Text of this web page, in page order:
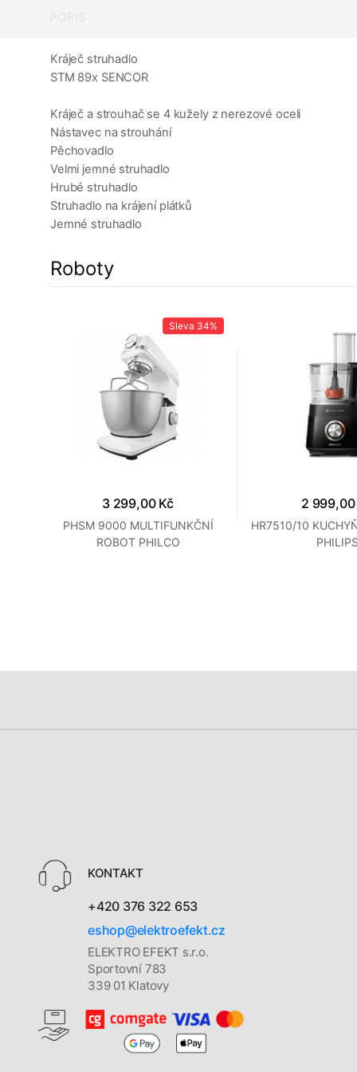
Kráječ struhadlo
STM 89x SENCOR
Kráječ a strouhač se 4 kužely z nerezové oceli
Nástavec na strouhání
Pěchovadlo
Velmi jemné struhadlo
Hrubé struhadlo
Struhadlo na krájení plátků
Jemné struhadlo
Roboty
Sleva 34%
3 299,00 Kč
PHSM 9000 MULTIFUNKČNÍ
ROBOT PHILCO
2 999,00
HR7510/10
KONTAKT
+420 376 322 653
eshop@elektroefekt.cz
ELEKTRO EFEKT s.r.o.
Sportovní 783
339 01 Klatovy